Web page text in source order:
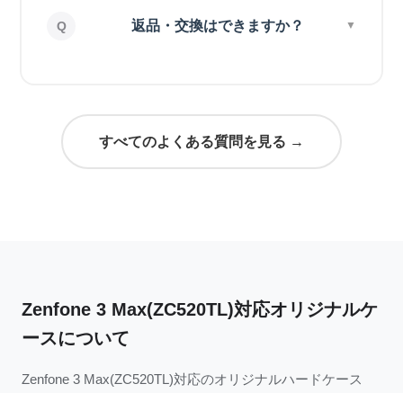
返品・交換はできますか？
すべてのよくある質問を見る →
Zenfone 3 Max(ZC520TL)対応オリジナルケ
ースについて
Zenfone 3 Max(ZC520TL)対応のオリジナルハードケース